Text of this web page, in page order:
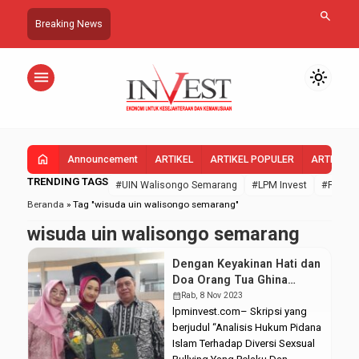
Breaking News search
menu light_mode
home Announcement ARTIKEL ARTIKEL POPULER ARTIKEL
TRENDING TAGS #UIN Walisongo Semarang #LPM Invest
#FEBI
Beranda » Tag "wisuda uin walisongo semarang"
wisuda uin walisongo semarang
Dengan Keyakinan Hati dan
Doa Orang Tua Ghina
Nafsiyah Raih S1 Cumlaude
calendar_monthRab, 8 Nov 2023
lpminvest.com– Skripsi yang
berjudul “Analisis Hukum Pidana
Islam Terhadap Diversi Sexsual